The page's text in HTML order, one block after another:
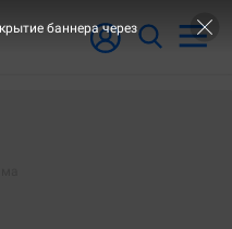
баннера через